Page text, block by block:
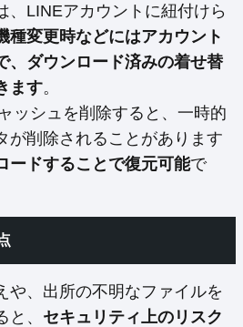
、LINEアカウントに紐付けら
種変更時などにはアカウント
、ダウンロード済みの着せ替
ます。
ッシュを削除すると、一時的
が削除されることがあります
ードすることで復元可能で
や、出所の不明なファイルを
、 セキュリティ上のリスク